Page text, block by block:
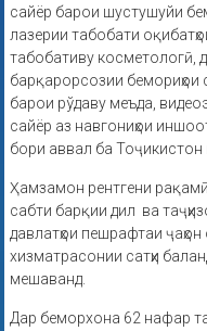
сайёр барои шустушуйи
лазерии табобати
табобативу косметологӣ,
барқарорсозии бемориҳои
барои рўдаву меъда,
сайёр аз навгониҳои
бори аввал ба Тоҷикистон
Ҳамзамон рентгени
сабти барқии дил ва
давлатҳои пешрафтаи
хизматрасонии сатҳи
мешаванд.
Дар беморхона 62 нафар